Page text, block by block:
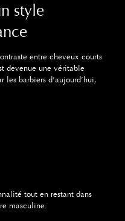
style
entre cheveux courts
devenue une véritable
les barbiers d’aujourd’hui,
tout en restant dans
masculine.